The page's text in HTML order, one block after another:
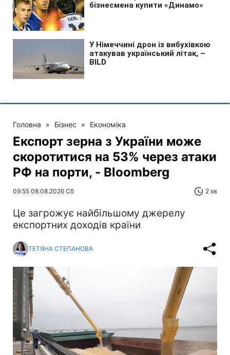
Головна » Бізнес » Економіка
Експорт зерна з України може
скоротитися на 53% через атаки
РФ на порти, - Bloomberg
09:55 08.08.2026 Сб 2 хв
Це загрожує найбільшому джерелу
експортних доходів країни
ТЕТЯНА СТЕПАНОВА